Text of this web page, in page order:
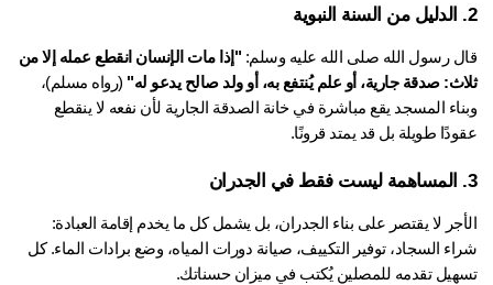
رسول الله صلى الله عليه وسلم:
"إذا مات الإنسان انقطع عمله إلا من
صدقة جارية، أو علم يُنتفع به، أو ولد صالح يدعو له"
(رواه مسلم)،
وبناء المسجد يقع مباشرة في خانة الصدقة الجارية لأن نفعه لا ينقطع
طويلة بل قد يمتد قرونًا.
الأجر لا يقتصر على بناء الجدران، بل يشمل كل ما يخدم إقامة العبادة:
شراء السجاد، توفير التكييف، صيانة دورات المياه، وضع برادات الماء. كل
تقدمه للمصلين يُكتب في ميزان حسناتك.